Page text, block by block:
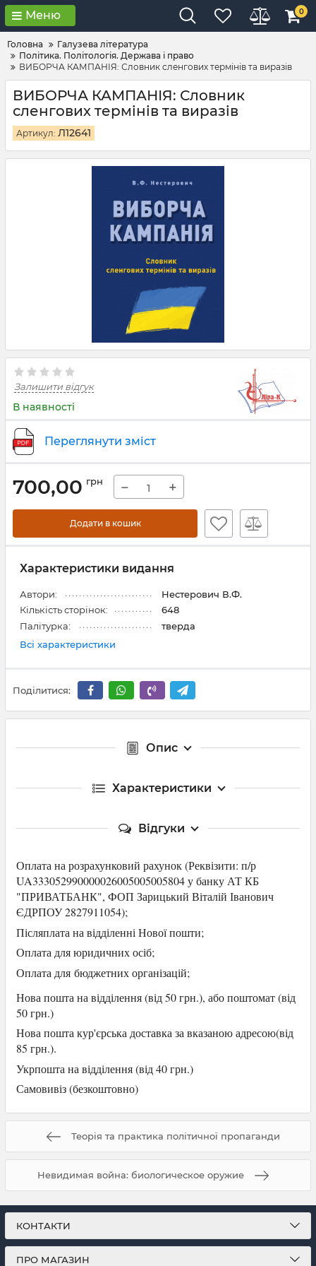
Меню 0
Головна
Галузева література
Політика. Політологія. Держава і право
ВИБОРЧА КАМПАНІЯ: Словник сленгових термінів та виразів
ВИБОРЧА КАМПАНІЯ: Словник
сленгових термінів та виразів
Артикул: Л12641
Залишити відгук
В наявності
Переглянути зміст
700,00 грн − +
Додати в кошик
Характеристики видання
Автори:
Нестерович В.Ф.
Кількість сторінок:
648
Палітурка:
тверда
Всі характеристики
Поділитися:
Опис
Характеристики
Відгуки
Оплата на розрахунковий рахунок (Реквізити: п/р
UA333052990000026005005005804 у банку АТ КБ
"ПРИВАТБАНК", ФОП Зарицький Віталій Іванович
ЄДРПОУ 2827911054);
Післяплата на відділенні Нової пошти;
Оплата для юридичних осіб;
Оплата для бюджетних організацій;
Нова пошта на відділення (від 50 грн.), абопоштомат (від
50 грн.)
Нова пошта кур'єрська доставка за вказаною адресою(від
85 грн.).
Укрпошта на відділення (від 40 грн.)
Самовивіз (безкоштовно)
Теорія та практика політичної пропаганди
Невидимая война: биологическое оружие
КОНТАКТИ
ПРО МАГАЗИН